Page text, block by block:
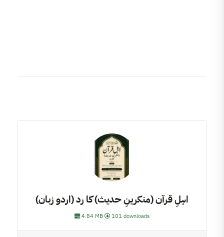
اہلِ قرآن (منکرینِ حدیث) کا رد (اردو زبان)
4.84 MB 101 downloads